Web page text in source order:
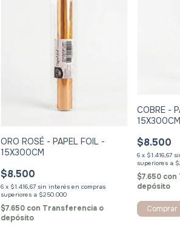
ORO ROSÉ - PAPEL FOIL -
15X300CM
$8.500
6 x $1.416,67 sin interés
$7.650 con Transferencia o
depósito
COBRE -
15X300CM
$8.500
6 x $1.416,67
$7.650 con
depósito